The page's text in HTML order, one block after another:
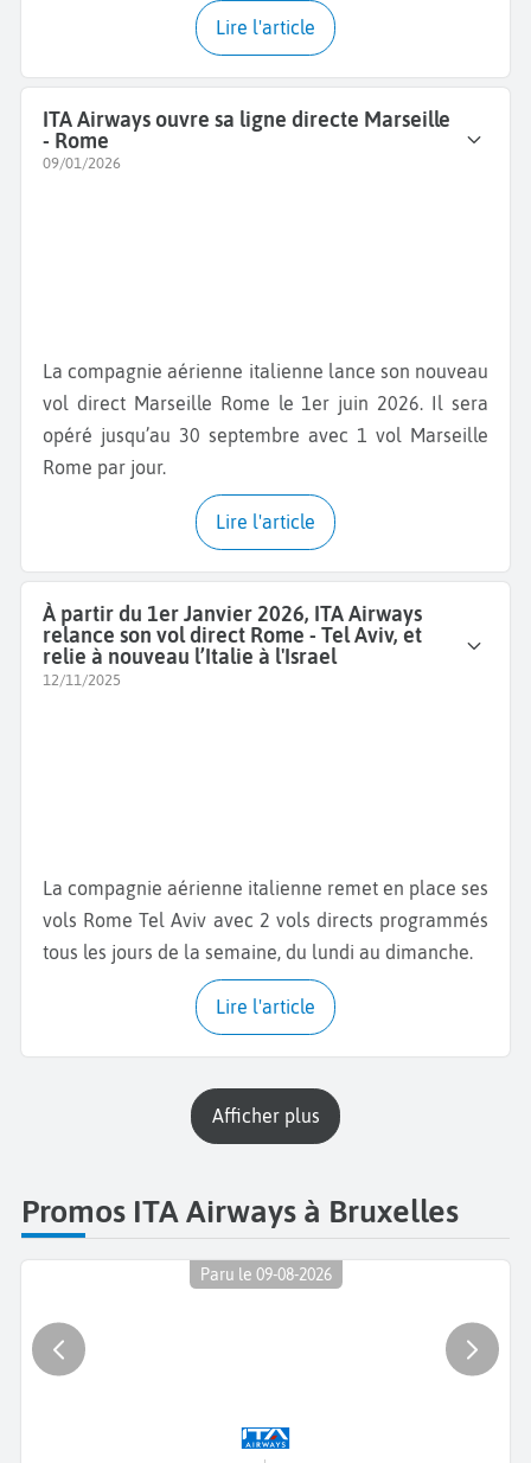
Lire l'article
ITA Airways ouvre sa ligne directe Marseille
- Rome
09/01/2026
La compagnie aérienne italienne lance son nouveau
vol direct Marseille Rome le 1er juin 2026. Il sera
opéré jusqu’au 30 septembre avec 1 vol Marseille
Rome par jour.
Lire l'article
À partir du 1er Janvier 2026, ITA Airways
relance son vol direct Rome - Tel Aviv, et
relie à nouveau l’Italie à l'Israel
12/11/2025
La compagnie aérienne italienne remet en place ses
vols Rome Tel Aviv avec 2 vols directs programmés
tous les jours de la semaine, du lundi au dimanche.
Lire l'article
Afficher plus
Promos ITA Airways à Bruxelles
Paru le 09-08-2026